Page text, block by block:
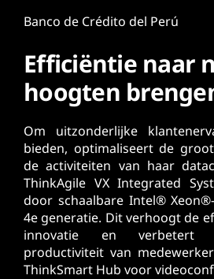
Banco de Crédito del Perú
Efficiëntie naar
hoogten
Om uitzonderlijke
bieden, optimaliseert de
de activiteiten van haar
ThinkAgile VX Integrated
door schaalbare Intel®
4e generatie. Dit verhoogt de
innovatie en verbetert
productiviteit van
ThinkSmart Hub voor